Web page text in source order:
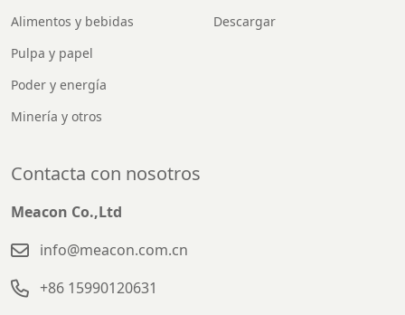
Alimentos y bebidas
Pulpa y papel
Poder y energía
Minería y otros
Descargar
Contacta con nosotros
Meacon Co.,Ltd
info@meacon.com.cn
+86 15990120631